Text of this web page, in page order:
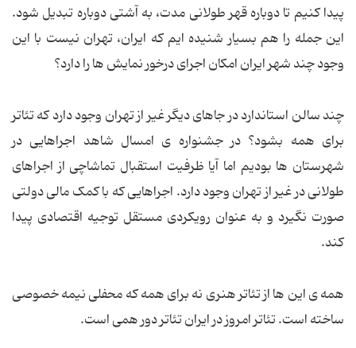
پیدا کنیم تا دوباره قهر طولانی مدت، به آشتی دوباره تبدیل شود.
این جمله را هم بسیار شنیده ایم که ایران، تهران نیست با این
وجود چند شهر ایران امکان اجرای درخور نمایش ها را دارد؟
چند سالن استاندارد در جاهای دیگر غیر از تهران وجود دارد که تئاتر
برای همه بشود؟ در جشنواره ی امسال شاهد اجراهایی در
شهرستان ها بودیم اما آیا ظرفیت استقبال تماشاچی از اجراهای
طولانی در غیر از تهران وجود دارد. اجراهایی که با کمک مالی دولتی
صورت نگیرد و به عنوان رویکردی مستقل توجیه اقتصادی پیدا
کند.
همه ی این ها از تئاتر هنری نه برای همه که محفلی نیمه خصوصی
ساخته است. تئاتر امروز در ایران تئاتر دور همی است.